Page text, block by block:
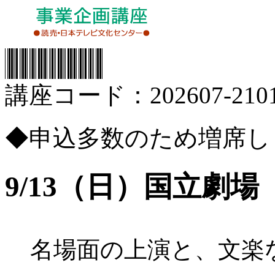
講座コード：202607-
◆申込多数のため増席
9/13（日）国立劇
名場面の上演と、文楽